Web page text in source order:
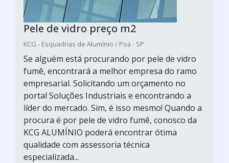
Pele de vidro preço m2
KCG - Esquadrias de Alumínio / Poá - SP
Se alguém está procurando por pele de vidro
fumê, encontrará a melhor empresa do ramo
empresarial. Solicitando um orçamento no
portal Soluções Industriais e encontrando a
líder do mercado. Sim, é isso mesmo! Quando a
procura é por pele de vidro fumê, conosco da
KCG ALUMÍNIO poderá encontrar ótima
qualidade com assessoria técnica
especializada...